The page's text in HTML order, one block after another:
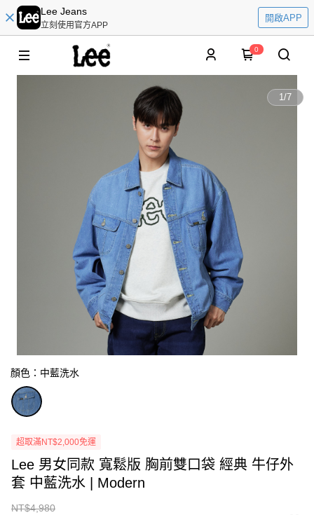
Lee Jeans
立刻使用官方APP
開啟APP
0
1/7
顏色：中藍洗水
超取滿NT$2,000免運
Lee 男女同款 寬鬆版 胸前雙口袋 經典 牛仔外
套 中藍洗水 | Modern
NT$4,980